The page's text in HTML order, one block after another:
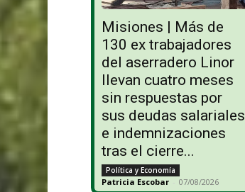
Misiones | Más de
130 ex trabajadores
del aserradero Linor
llevan cuatro meses
sin respuestas por
sus deudas salariales
e indemnizaciones
tras el cierre...
Política y Economía
Patricia Escobar - 07/08/2026